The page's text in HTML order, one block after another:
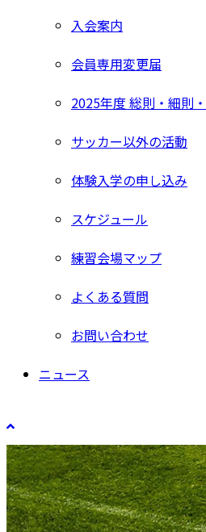
入会案内
会員専用変更届
2025年度 総則・細則
サッカー以外の活動
体験入学の申し込み
スケジュール
練習会場マップ
よくある質問
お問い合わせ
ニュース